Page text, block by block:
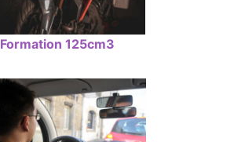
Formation 125cm3